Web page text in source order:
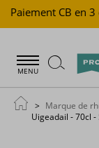
Paiement CB en 3
MENU
Marque de
Uigeadail - 70cl -